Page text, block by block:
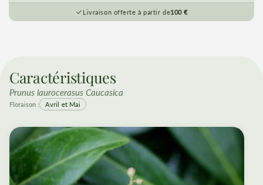
Livraison offerte à partir de100 €
Caractéristiques
Prunus laurocerasus Caucasica
Floraison : Avril et Mai